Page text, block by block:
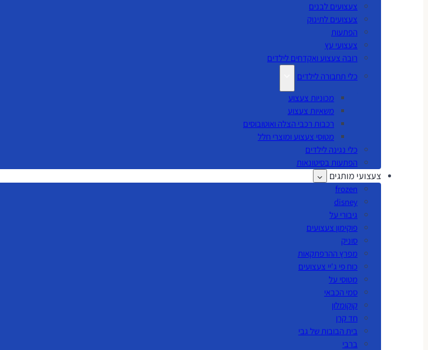
צעצועים לבנים
צעצועים לתינוק
הפתעות
צעצועי עץ
רובה צעצוע ואקדחים לילדים
כלי תחבורה לילדים
מכוניות צעצוע
משאיות צעצוע
רכבות רכבי הצלה ואוטובוסים
מטוסי צעצוע ומוצרי חלל
כלי נגינה לילדים
הפתעות בסיטונאות
צעצועי מותגים
frozen
disney
גיבורי על
פוקימון צעצועים
סוניק
מפרץ ההרפתקאות
כוח פי ג'יי צעצועים
מטוסי על
סמי הכבאי
קוקומלון
חד קרן
בית הבובות של גבי
ברבי